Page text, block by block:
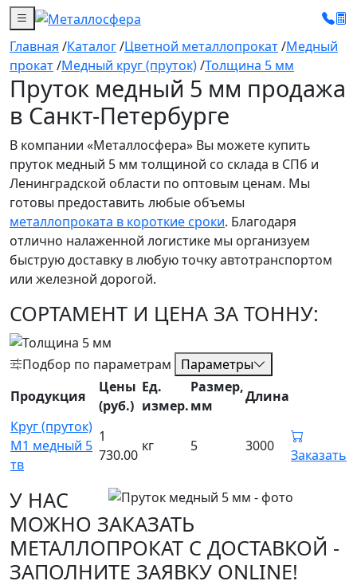
Главная /Каталог/Цветной металлопрокат/Медный
прокат/Медный круг (пруток)/Толщина 5 мм
Пруток медный 5 мм продажа
в Санкт-Петербурге
В компании «Металлосфера» Вы можете купить
пруток медный 5 мм толщиной со склада в СПб и
Ленинградской области по оптовым ценам. Мы
готовы предоставить любые объемы
металлопроката в короткие сроки. Благодаря
отлично налаженной логистике мы организуем
быструю доставку в любую точку автотранспортом
или железной дорогой.
СОРТАМЕНТ И ЦЕНА ЗА ТОННУ:
Подбор по параметрам
Параметры
Продукция
Цены
(руб.)
Ед.
измер.
Размер,
мм
Длина
Круг (пруток)
М1 медный 5
тв
1
730.00
кг 5 3000
Заказать
У НАС
МОЖНО ЗАКАЗАТЬ
МЕТАЛЛОПРОКАТ С ДОСТАВКОЙ -
ЗАПОЛНИТЕ ЗАЯВКУ ONLINE!